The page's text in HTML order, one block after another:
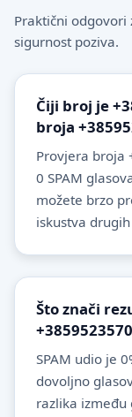
Praktični
sigurnost poziva.
Čiji broj je
broja
Provjera broja
0 SPAM
možete brzo
iskustva
Što znači
SPAM udio je
dovoljno
razlika između